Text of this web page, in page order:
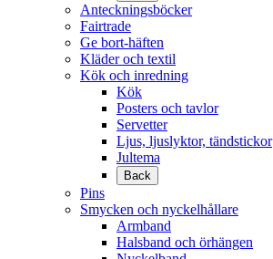
Anteckningsböcker
Fairtrade
Ge bort-häften
Kläder och textil
Kök och inredning
Kök
Posters och tavlor
Servetter
Ljus, ljuslyktor, tändstickor
Jultema
Back
Pins
Smycken och nyckelhållare
Armband
Halsband och örhängen